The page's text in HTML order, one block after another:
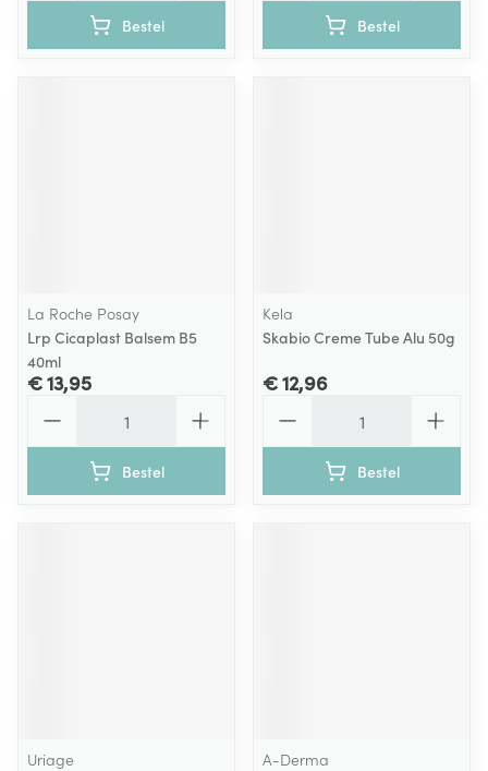
Bestel Bestel
La Roche Posay
Lrp Cicaplast Balsem B5
40ml
€ 13,95
Bestel
Kela
Skabio Creme Tube Alu 50g
€ 12,96
Bestel
Uriage
A-Derma